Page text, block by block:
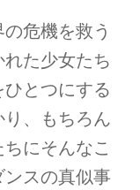
危機を救う
た少女たち
とつにする
、もちろん
にそんなこ
ンスの真似事